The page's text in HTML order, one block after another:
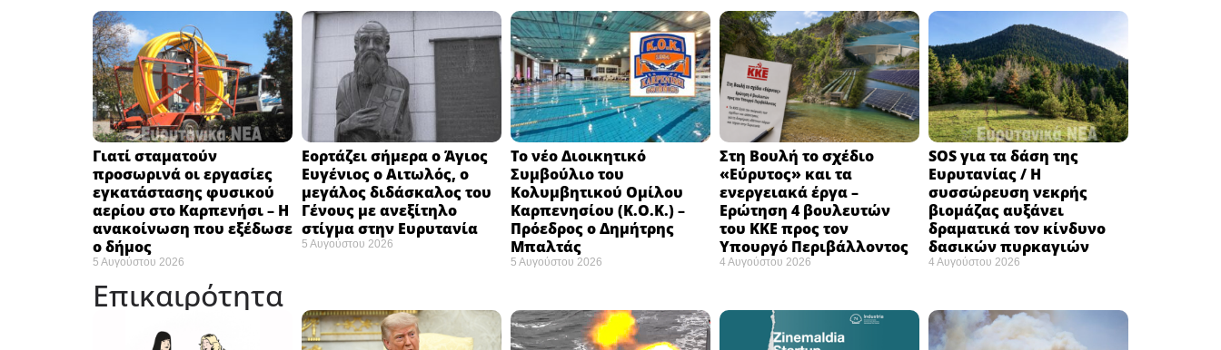
Γιατί σταματούν
προσωρινά οι εργασίες
εγκατάστασης φυσικού
αερίου στο Καρπενήσι – Η
ανακοίνωση που εξέδωσε
ο δήμος
5 Αυγούστου 2026
Εορτάζει σήμερα ο Άγιος
Ευγένιος ο Αιτωλός, ο
μεγάλος διδάσκαλος του
Γένους με ανεξίτηλο
στίγμα στην Ευρυτανία
5 Αυγούστου 2026
Το νέο Διοικητικό
Συμβούλιο του
Κολυμβητικού Ομίλου
Καρπενησίου (Κ.Ο.Κ.) –
Πρόεδρος ο Δημήτρης
Μπαλτάς
5 Αυγούστου 2026
Στη Βουλή το σχέδιο
«Εύρυτος» και τα
ενεργειακά έργα –
Ερώτηση 4 βουλευτών
του ΚΚΕ προς τον
Υπουργό Περιβάλλοντος
4 Αυγούστου 2026
SOS για τα δάση της
Ευρυτανίας / Η
συσσώρευση νεκρής
βιομάζας αυξάνει
δραματικά τον κίνδυνο
δασικών πυρκαγιών
4 Αυγούστου 2026
Επικαιρότητα